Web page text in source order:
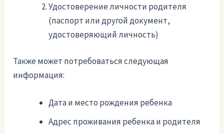
Удостоверение личности родителя
(паспорт или другой документ,
удостоверяющий личность)
Также может потребоваться следующая
информация:
Дата и место рождения ребенка
Адрес проживания ребенка и родителя